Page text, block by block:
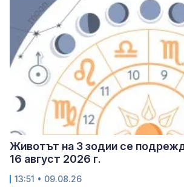
Животът на 3 зодии се
16 август 2026 г.
13:51 • 09.08.26